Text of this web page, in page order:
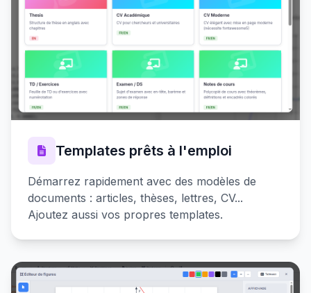
Templates prêts à l'emploi
Démarrez rapidement avec des modèles de
documents : articles, thèses, lettres, CV...
Ajoutez aussi vos propres templates.